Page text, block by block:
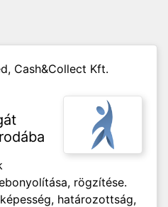
Cash&Collect Kft.
rögzítése.
határozottság,